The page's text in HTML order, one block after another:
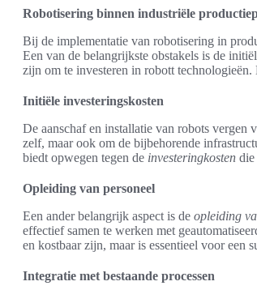
Robotisering binnen industriële
Bij de implementatie van robotisering in
Een van de belangrijkste obstakels is de
zijn om te investeren in robott
Initiële investeringskosten
De aanschaf en installatie van robots vergen
zelf, maar ook om de bijbehorende
biedt opwegen tegen de investeringkosten die
Opleiding van personeel
Een ander belangrijk aspect is de opleiding
effectief samen te werken met
en kostbaar zijn, maar is essentieel voor een
Integratie met bestaande processen